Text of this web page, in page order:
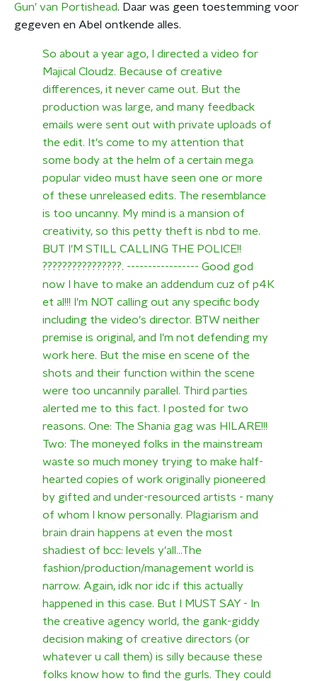
Gun' van Portishead. Daar was geen toestemming voor
gegeven en Abel ontkende alles.
So about a year ago, I directed a video for
Majical Cloudz. Because of creative
differences, it never came out. But the
production was large, and many feedback
emails were sent out with private uploads of
the edit. It's come to my attention that
some body at the helm of a certain mega
popular video must have seen one or more
of these unreleased edits. The resemblance
is too uncanny. My mind is a mansion of
creativity, so this petty theft is nbd to me.
BUT I'M STILL CALLING THE POLICE!!
????????????????. ----------------- Good god
now I have to make an addendum cuz of p4K
et al!!! I'm NOT calling out any specific body
including the video's director. BTW neither
premise is original, and I'm not defending my
work here. But the mise en scene of the
shots and their function within the scene
were too uncannily parallel. Third parties
alerted me to this fact. I posted for two
reasons. One: The Shania gag was HILARE!!!
Two: The moneyed folks in the mainstream
waste so much money trying to make half-
hearted copies of work originally pioneered
by gifted and under-resourced artists - many
of whom I know personally. Plagiarism and
brain drain happens at even the most
shadiest of bcc: levels y'all...The
fashion/production/management world is
narrow. Again, idk nor idc if this actually
happened in this case. But I MUST SAY - In
the creative agency world, the gank-giddy
decision making of creative directors (or
whatever u call them) is silly because these
folks know how to find the gurls. They could